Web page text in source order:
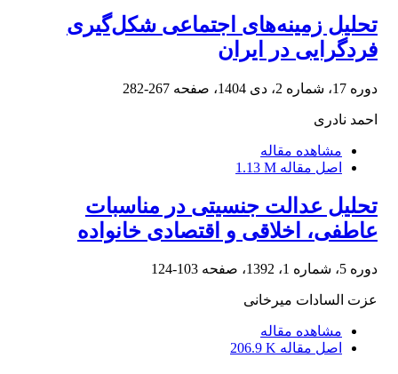
تحلیل زمینه‌های اجتماعی شکل‌گیری
فردگرایی در ایران
دوره 17، شماره 2، دی 1404، صفحه 267-282
احمد نادری
مشاهده مقاله
اصل مقاله 1.13 M
تحلیل عدالت جنسیتی در مناسبات
عاطفی، اخلاقی و اقتصادی خانواده
دوره 5، شماره 1، 1392، صفحه 103-124
عزت السادات میرخانی
مشاهده مقاله
اصل مقاله 206.9 K